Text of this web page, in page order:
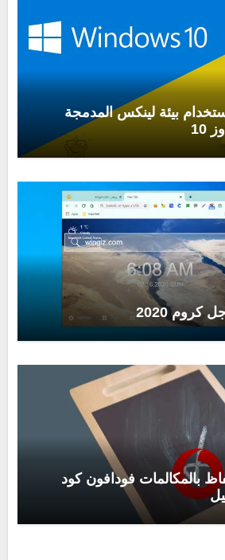
بيئة لينكس المدمجة
10
2020
بالمكالمات فودافون كود